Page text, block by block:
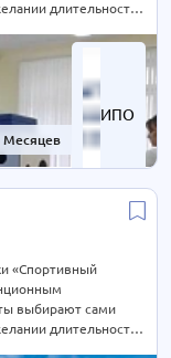
ИПО
Месяцев -58%
длительность
нам заявку для
«Спортивный
выбирают сами
длительность